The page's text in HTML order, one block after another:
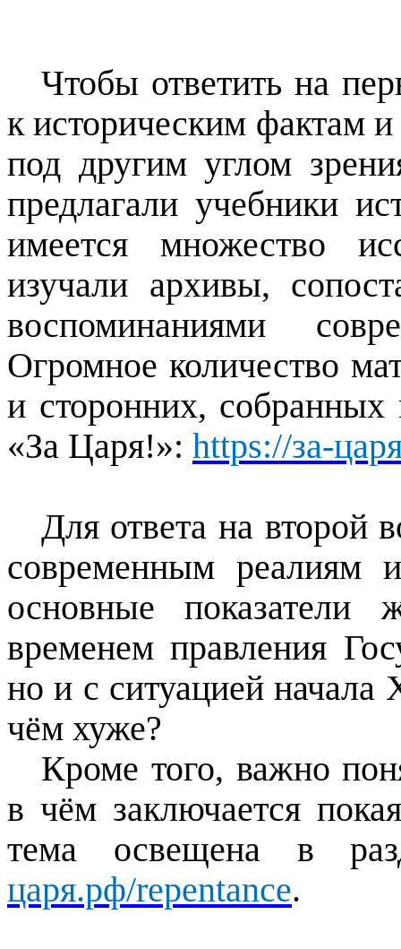
Чтобы ответить на
к историческим фактам
под другим углом
предлагали учебники
имеется множество
изучали архивы,
воспоминаниями
Огромное количество
и сторонних,
«За Царя!»: https://за-
Для ответа на второй
современным реалиям
основные
временем правления
но и с ситуацией начала
чём хуже?
Кроме того, важно
в чём заключается
тема освещена в
царя.рф/repentance.